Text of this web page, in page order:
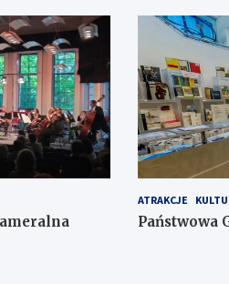
ATRAKCJE
Państwowa